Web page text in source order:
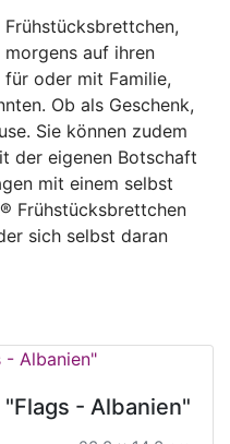
Frühstücksbrettchen,
auf ihren
oder mit Familie,
Ob als Geschenk,
Sie können zudem
der eigenen Botschaft
mit einem selbst
Frühstücksbrettchen
sich selbst daran
- Albanien"